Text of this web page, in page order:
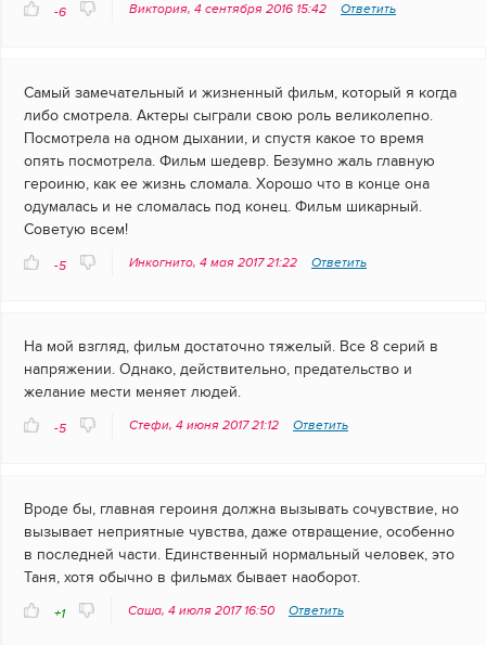
-6 Виктория, 4 сентября 2016 15:42 Ответить
Самый замечательный и жизненный фильм, который я когда
либо смотрела. Актеры сыграли свою роль великолепно.
Посмотрела на одном дыхании, и спустя какое то время
опять посмотрела. Фильм шедевр. Безумно жаль главную
героиню, как ее жизнь сломала. Хорошо что в конце она
одумалась и не сломалась под конец. Фильм шикарный.
Советую всем!
-5 Инкогнито, 4 мая 2017 21:22 Ответить
На мой взгляд, фильм достаточно тяжелый. Все 8 серий в
напряжении. Однако, действительно, предательство и
желание мести меняет людей.
-5 Стефи, 4 июня 2017 21:12 Ответить
Вроде бы, главная героиня должна вызывать сочувствие, но
вызывает неприятные чувства, даже отвращение, особенно
в последней части. Единственный нормальный человек, это
Таня, хотя обычно в фильмах бывает наоборот.
+1 Саша, 4 июля 2017 16:50 Ответить